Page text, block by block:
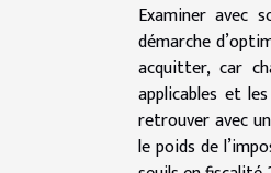
Examiner avec
démarche
acquitter, car
applicables et
retrouver avec
le poids de